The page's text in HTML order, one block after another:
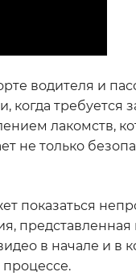
водителя и
когда требуется
лакомств,
не только
показаться
представленная
в начале и в